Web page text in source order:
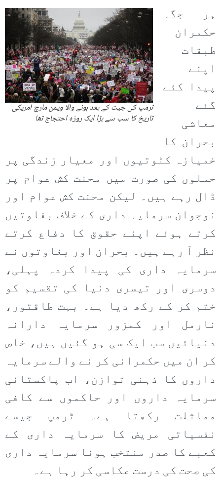
ٹرمپ کی جیت کے بعد ہونے والا ویمن مارچ امریکی
تاریخ کا سب سے بڑا ایک روزہ احتجاج تھا
ہر جگہ
حکمران
طبقات
اپنے
پیدا کئے
گئے
معاشی
بحران کا
خمیازہ کٹوتیوں اور معیار زندگی پر
حملوں کی صورت میں محنت کش عوام پر
ڈال رہے ہیں۔ لیکن محنت کش عوام اور
نوجوان سرمایہ داری کے خلاف بغاوتیں
کرتے ہوئے اپنے حقوق کا دفاع کرتے
نظر آ رہے ہیں۔ بحران اور بغاوتوں نے
سرمایہ داری کی پیدا کردہ پہلی،
دوسری اور تیسری دنیا کی تقسیم کو
ختم کر کے رکھ دیا ہے۔ بہت طاقتور،
نارمل اور کمزور سرمایہ دارانہ
دنیائیں سب ایک سی ہو گئیں ہیں، خاص
کر ان میں حکمرانی کر نے والے سرمایہ
داروں کا ذہنی توازن، اب پاکستانی
سرمایہ داروں اور حاکموں سے کافی
مماثلت رکھتا ہے۔ ٹرمپ جیسے
نفسیاتی مریض کا سرمایہ داری کے
کعبے کا صدر منتخب ہونا سرمایہ داری
کی صحت کی درست عکاسی کر رہا ہے۔